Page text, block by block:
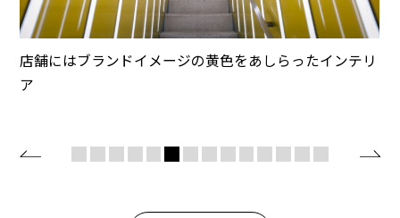
店舗にはブランドイメージの黄色をあしらったインテリ
ア